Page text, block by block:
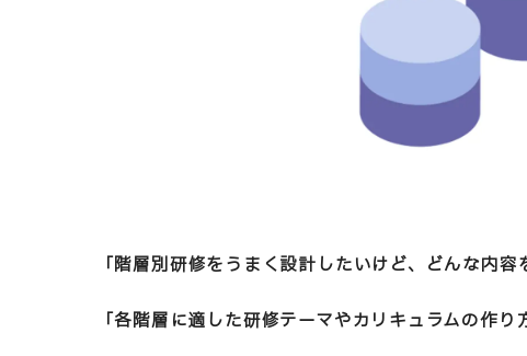
「階層別研修をうまく設計したいけど、どんな内容
「各階層に適した研修テーマやカリキュラムの作り